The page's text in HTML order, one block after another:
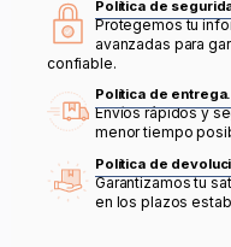
Política de
Protegemos tu
avanzadas para
confiable.
Política de entrega.
Envíos rápidos y
menor tiempo
Política de
Garantizamos tu
en los plazos